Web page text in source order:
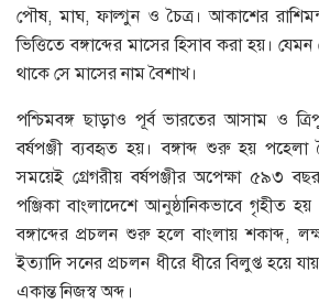
পৌষ, মাঘ, ফাল্গুন ও চৈত্র। আকাশের
ভিত্তিতে বঙ্গাব্দের মাসের হিসাব করা হয়।
থাকে সে মাসের নাম বৈশাখ।
পশ্চিমবঙ্গ ছাড়াও পূর্ব ভারতের আসাম ও
বর্ষপঞ্জী ব্যবহৃত হয়। বঙ্গাব্দ শুরু হয় পহেলা
সময়েই গ্রেগরীয় বর্ষপঞ্জীর অপেক্ষা ৫৯৩
পঞ্জিকা বাংলাদেশে আনুষ্ঠানিকভাবে গৃহীত
বঙ্গাব্দের প্রচলন শুরু হলে বাংলায় শকাব্দ,
ইত্যাদি সনের প্রচলন ধীরে ধীরে বিলুপ্ত হয়ে
একান্ত নিজস্ব অব্দ।